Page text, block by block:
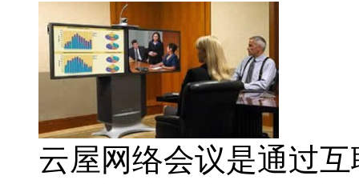
云屋网络会议是通过